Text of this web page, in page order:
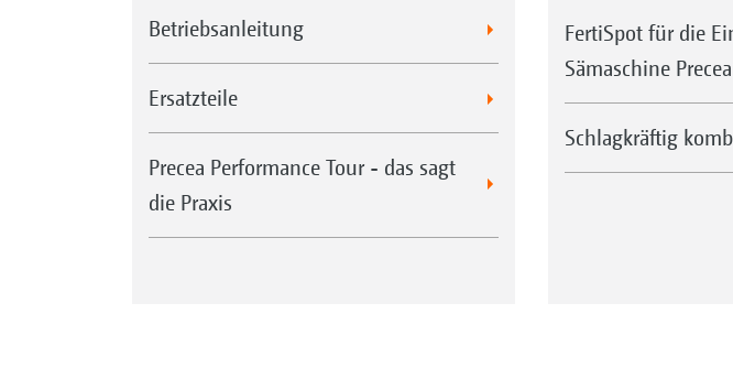
Betriebsanleitung
Ersatzteile
Precea Performance Tour - das sagt
die Praxis
FertiSpot für die
Sämaschine Precea
Schlagkräftig